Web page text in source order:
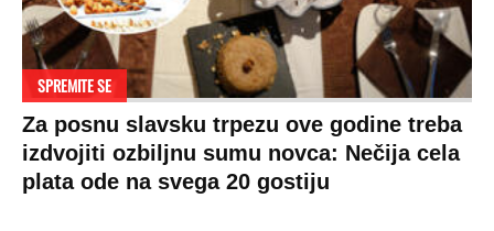
SPREMITE SE
Za posnu slavsku trpezu ove godine treba
izdvojiti ozbiljnu sumu novca: Nečija cela
plata ode na svega 20 gostiju